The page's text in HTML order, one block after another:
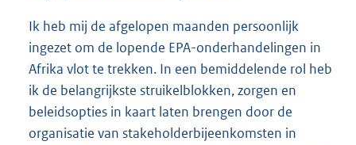
Ik heb mij de afgelopen maanden persoonlijk
ingezet om de lopende EPA-onderhandelingen in
Afrika vlot te trekken. In een bemiddelende rol heb
ik de belangrijkste struikelblokken, zorgen en
beleidsopties in kaart laten brengen door de
organisatie van stakeholderbijeenkomsten in